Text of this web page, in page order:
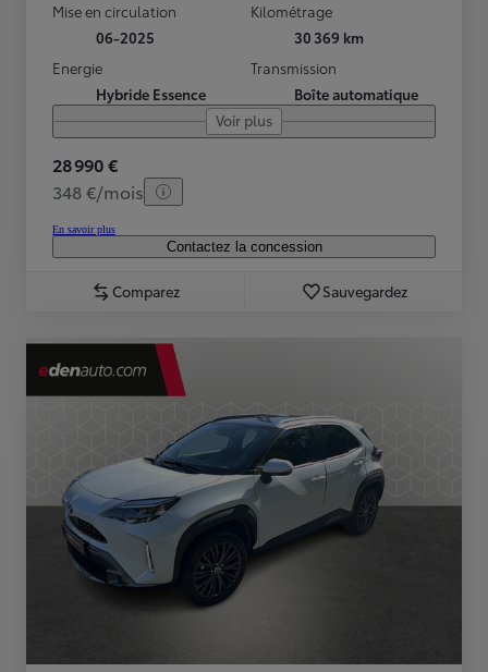
Mise en circulation
06-2025
Kilométrage
30 369 km
Energie
Hybride Essence
Transmission
Boîte automatique
Voir plus
28 990 €
348 €/mois
En savoir plus
Contactez la concession
Comparez Sauvegardez